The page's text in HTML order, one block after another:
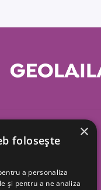
- Urziceni
Ilfov
×
folosește
a personaliza
și pentru a ne analiza